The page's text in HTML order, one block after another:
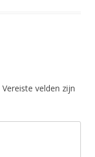
Vereiste velden zijn